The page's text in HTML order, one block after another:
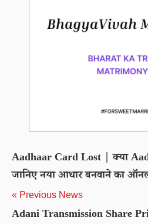
Aadhaar Card Lost | क्या
जानिए नया आधार बनवाने का
« Previous News
Adani Transmission Share